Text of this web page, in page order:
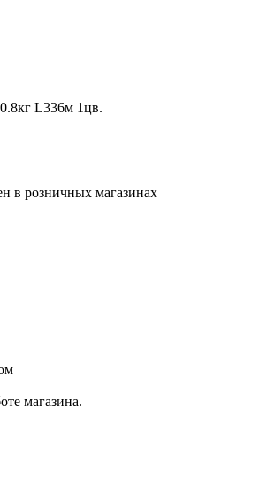
L336м 1цв.
в розничных магазинах
магазина.